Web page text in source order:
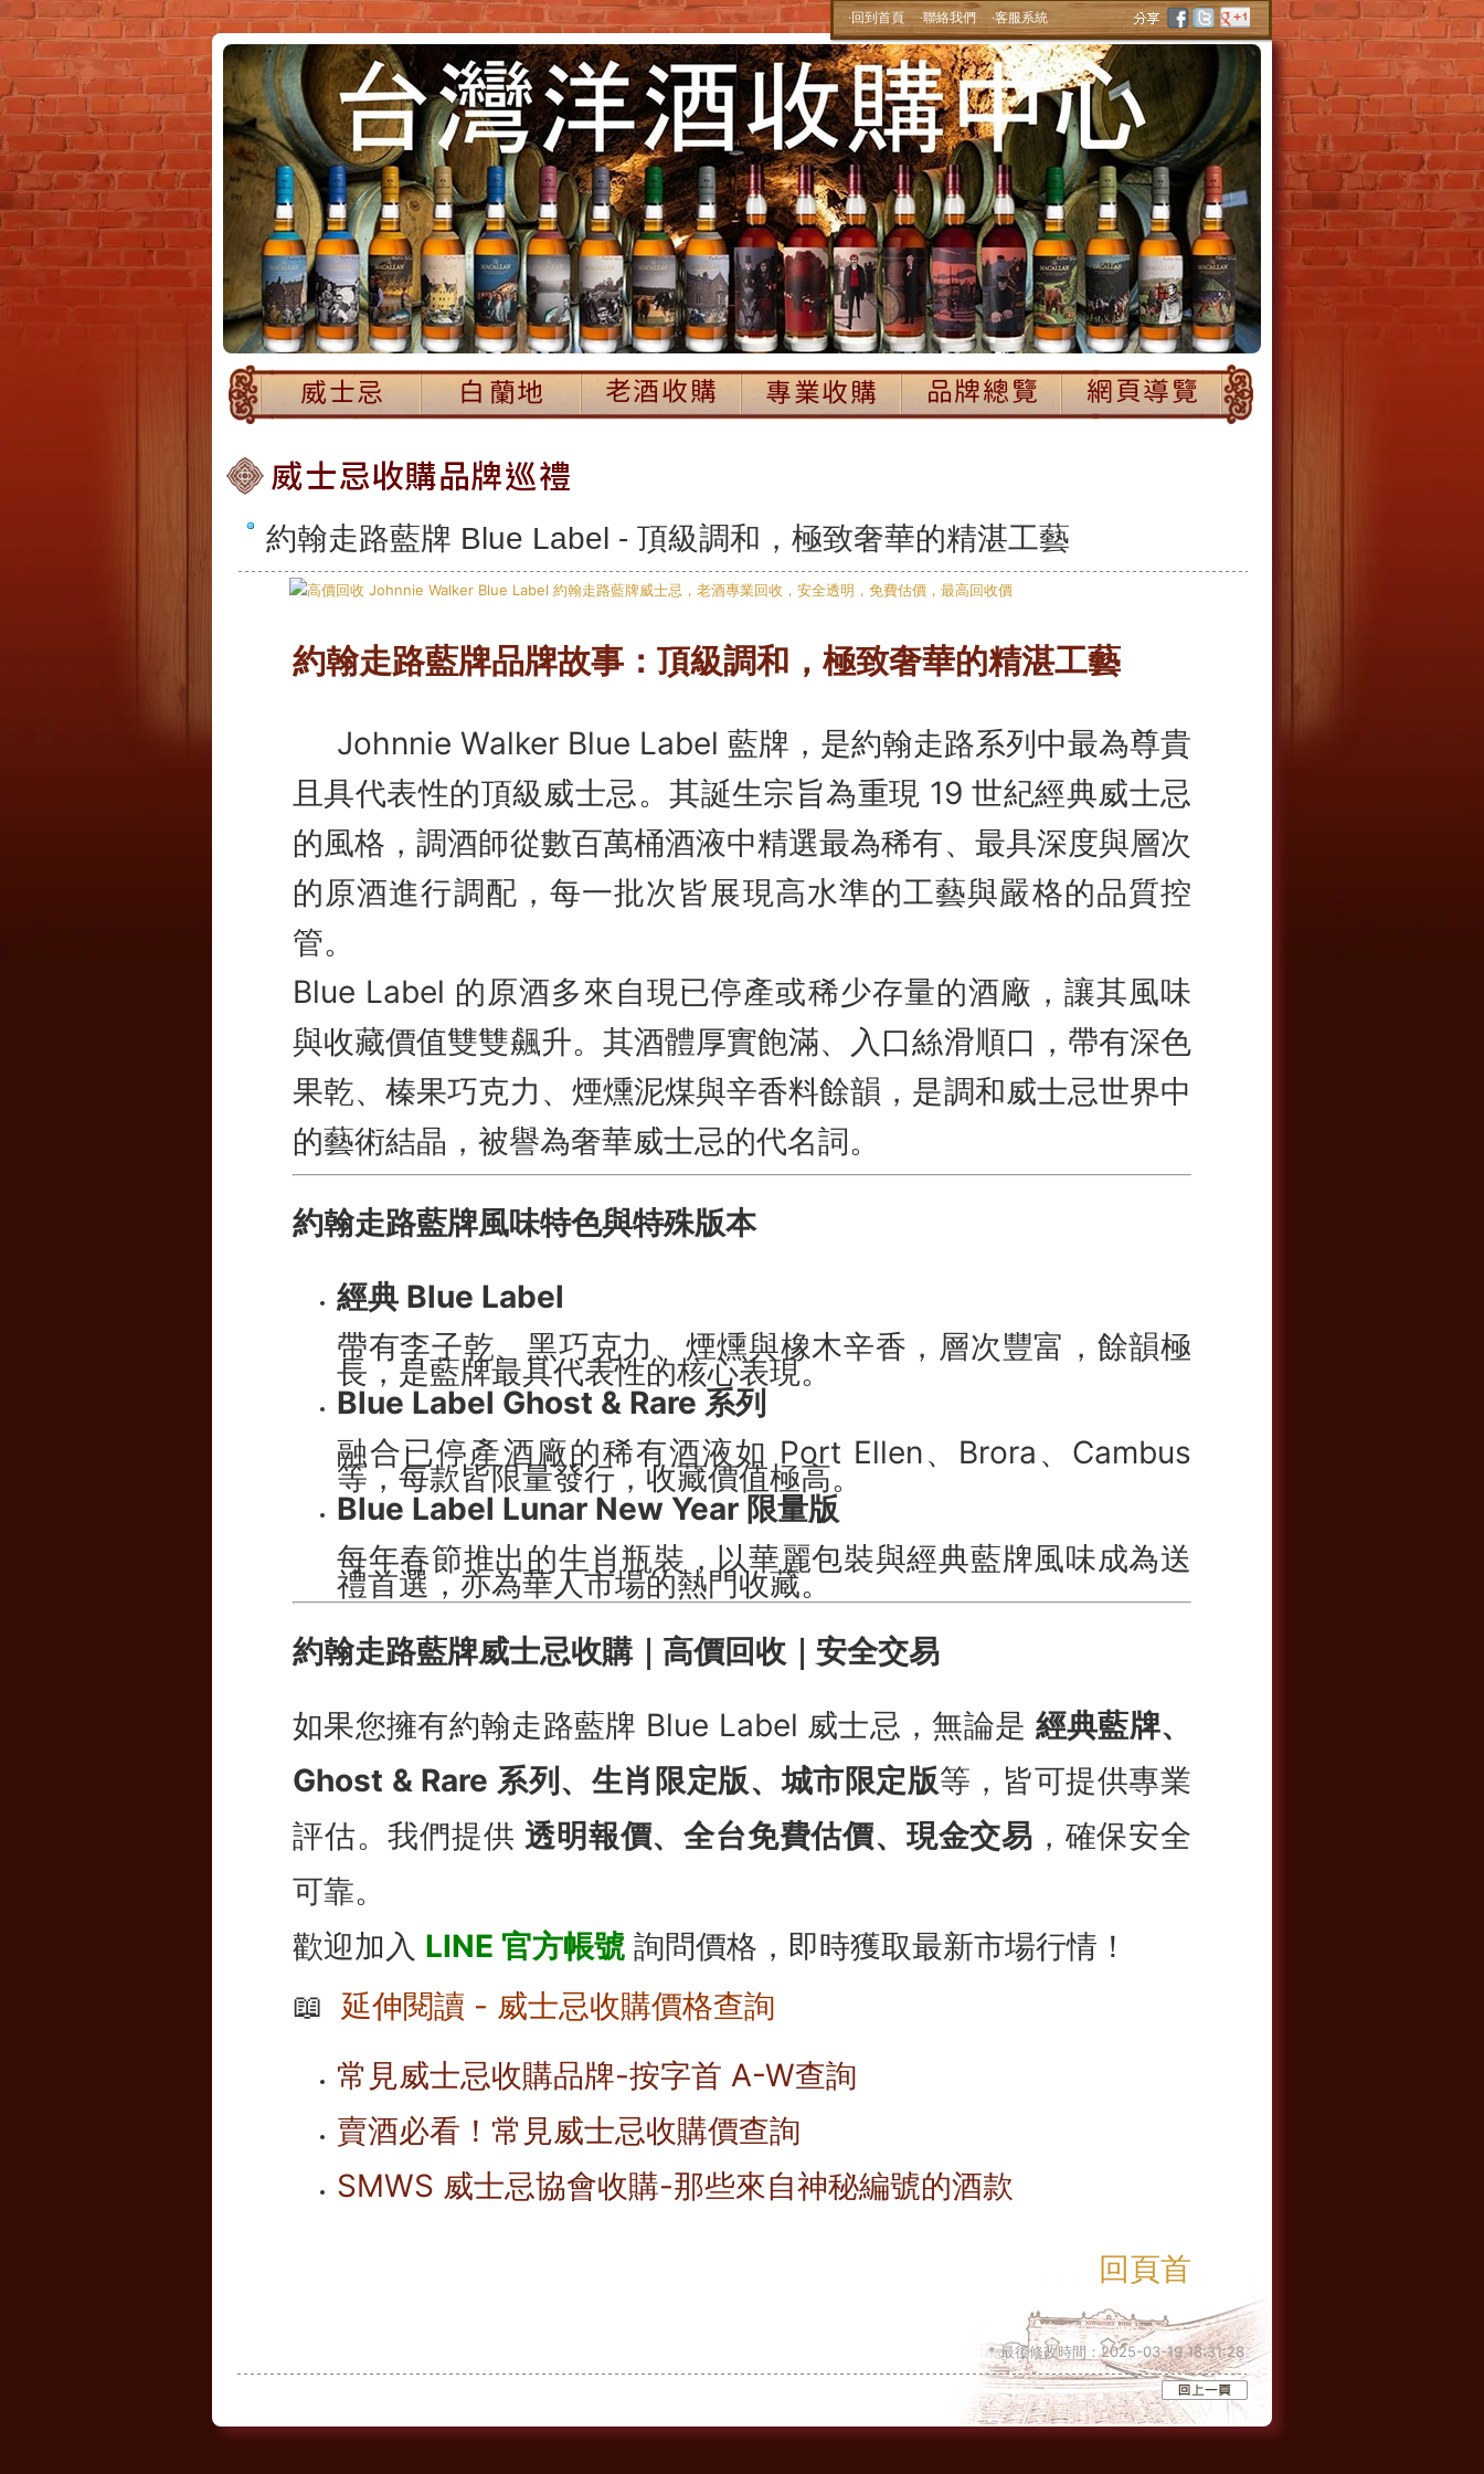
‧回到首頁 ‧聯絡我們 ‧客服系統
約翰走路藍牌 Blue Label - 頂級調和，極致奢華的精湛工藝
約翰走路藍牌品牌故事：頂級調和，極致奢華的精湛工藝
Johnnie Walker Blue Label 藍牌，是約翰走路系列中最為尊貴
且具代表性的頂級威士忌。其誕生宗旨為重現 19 世紀經典威士忌
的風格，調酒師從數百萬桶酒液中精選最為稀有、最具深度與層次
的原酒進行調配，每一批次皆展現高水準的工藝與嚴格的品質控
管。
Blue Label 的原酒多來自現已停產或稀少存量的酒廠，讓其風味
與收藏價值雙雙飆升。其酒體厚實飽滿、入口絲滑順口，帶有深色
果乾、榛果巧克力、煙燻泥煤與辛香料餘韻，是調和威士忌世界中
的藝術結晶，被譽為奢華威士忌的代名詞。
約翰走路藍牌風味特色與特殊版本
經典 Blue Label
帶有李子乾、黑巧克力、煙燻與橡木辛香，層次豐富，餘韻極
長，是藍牌最具代表性的核心表現。
Blue Label Ghost & Rare 系列
融合已停產酒廠的稀有酒液如 Port Ellen、Brora、Cambus
等，每款皆限量發行，收藏價值極高。
Blue Label Lunar New Year 限量版
每年春節推出的生肖瓶裝，以華麗包裝與經典藍牌風味成為送
禮首選，亦為華人市場的熱門收藏。
約翰走路藍牌威士忌收購｜高價回收｜安全交易
如果您擁有約翰走路藍牌 Blue Label 威士忌，無論是 經典藍牌、
Ghost & Rare 系列、生肖限定版、城市限定版等，皆可提供專業
評估。我們提供透明報價、全台免費估價、現金交易 ，確保安全
可靠。
歡迎加入 LINE 官方帳號 詢問價格，即時獲取最新市場行情！
📖 延伸閱讀 - 威士忌收購價格查詢
常見威士忌收購品牌-按字首 A-W查詢
賣酒必看！常見威士忌收購價查詢
SMWS 威士忌協會收購-那些來自神秘編號的酒款
回頁首
* 最後修改時間：2025-03-19 18:31:28